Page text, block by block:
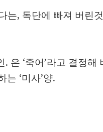
는, 독단에 빠져 버린
은 ‘죽어’라고 결정해
‘미사’양.